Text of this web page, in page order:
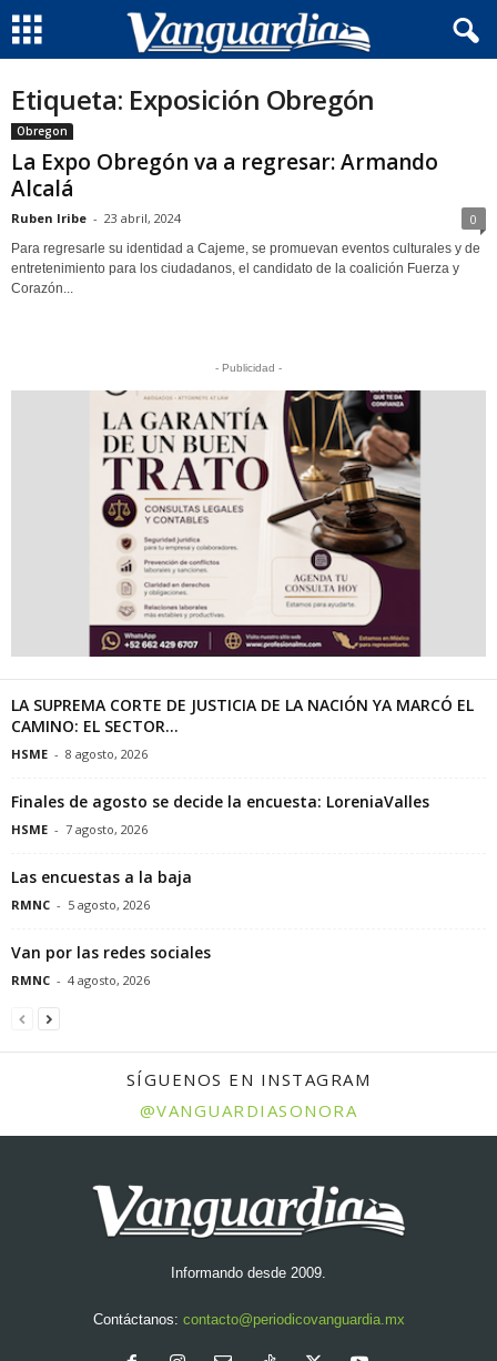
Etiqueta: Exposición Obregón
Obregon
La Expo Obregón va a regresar: Armando
Alcalá
Ruben Iribe - 23 abril, 2024 0
Para regresarle su identidad a Cajeme, se promuevan eventos culturales y de
entretenimiento para los ciudadanos, el candidato de la coalición Fuerza y
Corazón...
- Publicidad -
LA SUPREMA CORTE DE JUSTICIA DE LA NACIÓN YA MARCÓ EL
CAMINO: EL SECTOR...
HSME - 8 agosto, 2026
Finales de agosto se decide la encuesta: LoreniaValles
HSME - 7 agosto, 2026
Las encuestas a la baja
RMNC - 5 agosto, 2026
Van por las redes sociales
RMNC - 4 agosto, 2026
SÍGUENOS EN INSTAGRAM
@VANGUARDIASONORA
Informando desde 2009.
Contáctanos: contacto@periodicovanguardia.mx